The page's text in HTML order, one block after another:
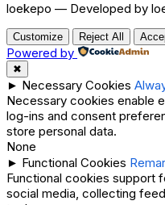
loekepo — Developed by
Customize Reject All
Powered by
✖
► Necessary Cookies
Necessary cookies enable
log-ins and consent
store personal data.
None
► Functional Cookies
Functional cookies support
social media, collecting